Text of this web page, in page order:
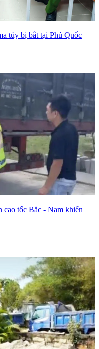
túy bị bắt tại Phú Quốc
cao tốc Bắc - Nam khiến